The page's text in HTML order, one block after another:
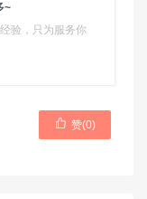
~
验，只为服务你
 赞(0)